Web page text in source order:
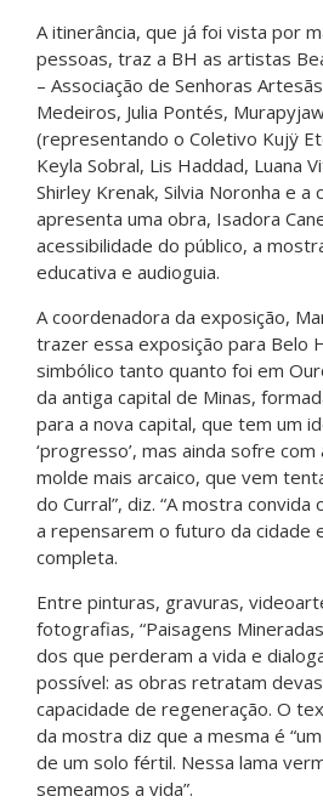
A itinerância, que já foi vista por
pessoas, traz a BH as artistas
– Associação de Senhoras
Medeiros, Julia Pontés,
(representando o Coletivo Kujÿ
Keyla Sobral, Lis Haddad, Luana
Shirley Krenak, Silvia Noronha e
apresenta uma obra, Isadora
acessibilidade do público, a
educativa e audioguia.
A coordenadora da exposição,
trazer essa exposição para Belo
simbólico tanto quanto foi em
da antiga capital de Minas,
para a nova capital, que tem um
‘progresso’, mas ainda sofre
molde mais arcaico, que vem
do Curral”, diz. “A mostra
a repensarem o futuro da cidade
completa.
Entre pinturas, gravuras,
fotografias, “Paisagens
dos que perderam a vida e
possível: as obras retratam
capacidade de regeneração. O
da mostra diz que a mesma é
de um solo fértil. Nessa lama
semeamos a vida”.